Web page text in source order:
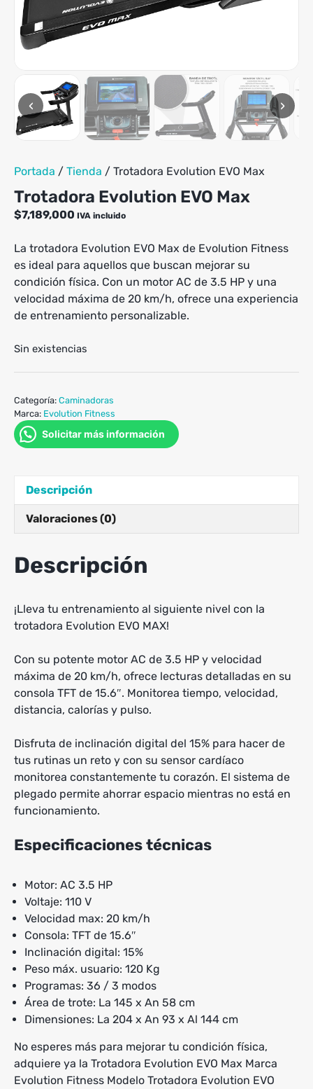
‹ ›
Portada / Tienda / Trotadora Evolution EVO Max
Trotadora Evolution EVO Max
$7,189,000 IVA incluido
La trotadora Evolution EVO Max de Evolution Fitness
es ideal para aquellos que buscan mejorar su
condición física. Con un motor AC de 3.5 HP y una
velocidad máxima de 20 km/h, ofrece una experiencia
de entrenamiento personalizable.
Sin existencias
Categoría: Caminadoras
Marca: Evolution Fitness
Solicitar más información
Descripción
Valoraciones (0)
Descripción
¡Lleva tu entrenamiento al siguiente nivel con la
trotadora Evolution EVO MAX!
Con su potente motor AC de 3.5 HP y velocidad
máxima de 20 km/h, ofrece lecturas detalladas en su
consola TFT de 15.6″. Monitorea tiempo, velocidad,
distancia, calorías y pulso.
Disfruta de inclinación digital del 15% para hacer de
tus rutinas un reto y con su sensor cardíaco
monitorea constantemente tu corazón. El sistema de
plegado permite ahorrar espacio mientras no está en
funcionamiento.
Especificaciones técnicas
Motor: AC 3.5 HP
Voltaje: 110 V
Velocidad max: 20 km/h
Consola: TFT de 15.6″
Inclinación digital: 15%
Peso máx. usuario: 120 Kg
Programas: 36 / 3 modos
Área de trote: La 145 x An 58 cm
Dimensiones: La 204 x An 93 x Al 144 cm
No esperes más para mejorar tu condición física,
adquiere ya la Trotadora Evolution EVO Max Marca
Evolution Fitness Modelo Trotadora Evolution EVO